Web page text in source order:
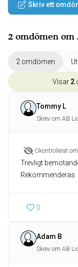
Skriv ett
2 omdömen om
2 omdömen
Visar 2
Tommy L
Skrev om AB
Okontrollerat
Trevligt
Rekommenderas
0
Adam B
Skrev om AB